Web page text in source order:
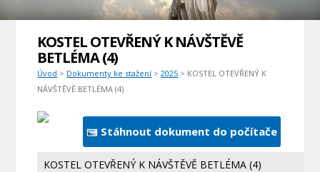
KOSTEL OTEVŘENÝ K NÁVŠTĚVĚ
BETLÉMA (4)
Úvod > Dokumenty ke stažení >2025 > KOSTEL OTEVŘENÝ K
NÁVŠTĚVĚ BETLÉMA (4)
Stáhnout dokument do počítače
KOSTEL OTEVŘENÝ K NÁVŠTĚVĚ BETLÉMA (4)